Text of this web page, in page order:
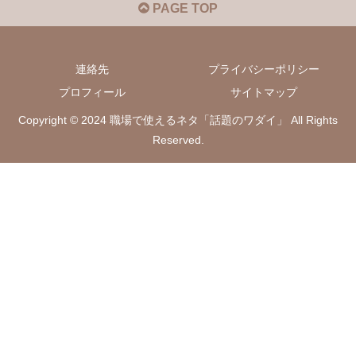
PAGE TOP
連絡先
プライバシーポリシー
プロフィール
サイトマップ
Copyright © 2024 職場で使えるネタ「話題のワダイ」 All Rights
Reserved.